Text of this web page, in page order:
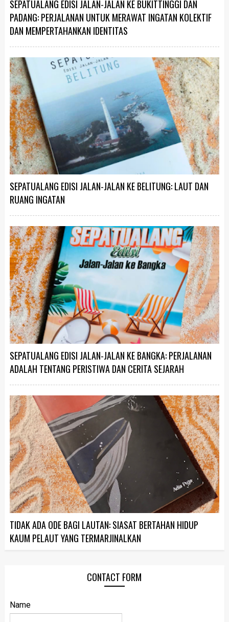
SEPATUALANG EDISI JALAN-JALAN KE BUKITTINGGI DAN
PADANG: PERJALANAN UNTUK MERAWAT INGATAN KOLEKTIF
DAN MEMPERTAHANKAN IDENTITAS
SEPATUALANG EDISI JALAN-JALAN KE BELITUNG: LAUT DAN
RUANG INGATAN
SEPATUALANG EDISI JALAN-JALAN KE BANGKA: PERJALANAN
ADALAH TENTANG PERISTIWA DAN CERITA SEJARAH
TIDAK ADA ODE BAGI LAUTAN: SIASAT BERTAHAN HIDUP
KAUM PELAUT YANG TERMARJINALKAN
CONTACT FORM
Name